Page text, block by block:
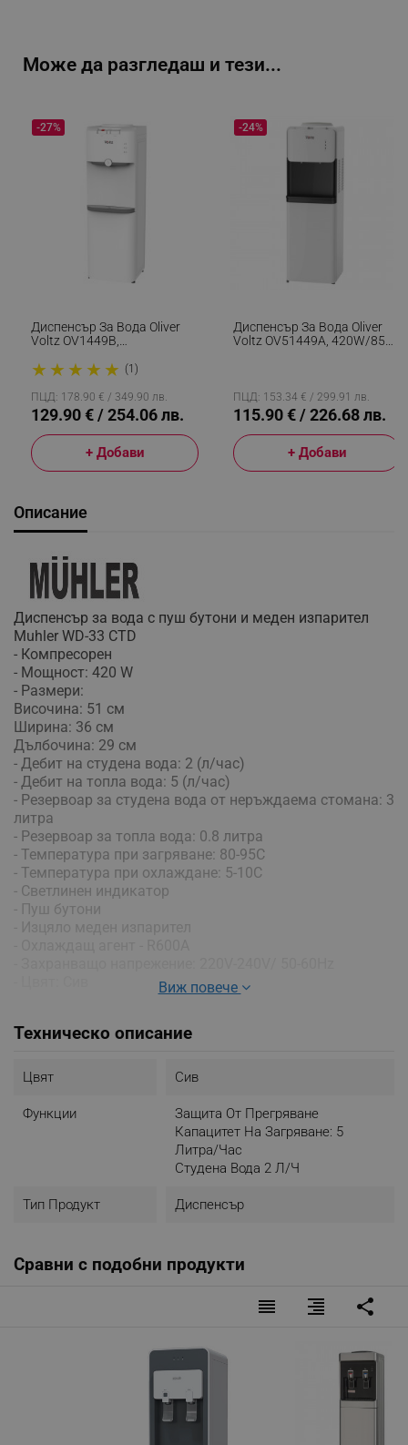
Може да разгледаш и тези...
Диспенсър За Вода Oliver
Voltz OV1449B,
Защита От Деца, 85/420W,
10-90C, Бял
★ ★ ★ ★ ★ (1)
-27%
ПЦД: 178.90 € / 349.90 лв.
129.90 € / 254.06 лв.
+ Добави
Диспенсър За Вода Oliver
Voltz OV51449A, 420W/85W,
-24%
ПЦД: 153.34 € / 299.91 лв.
115.90 € / 226.68 лв.
+ Добави
Описание
Диспенсър за вода с пуш бутони и меден изпарител
Muhler WD-33 CTD
- Компресорен
- Мощност: 420 W
- Размери:
Височина: 51 см
Ширина: 36 см
Дълбочина: 29 см
- Дебит на студена вода: 2 (л/час)
- Дебит на топла вода: 5 (л/час)
- Резервоар за студена вода от неръждаема стомана: 3
литра
- Резервоар за топла вода: 0.8 литра
- Температура при загряване: 80-95C
- Температура при охлаждане: 5-10C
- Светлинен индикатор
- Пуш бутони
Виж повече
Техническо описание
Цвят Сив
Функции
Защита От Прегряване
Капацитет На Загряване: 5
Литра/час
Студена Вода 2 Л/ч
Тип Продукт Диспенсър
Сравни с подобни продукти
reorder format_align_right share